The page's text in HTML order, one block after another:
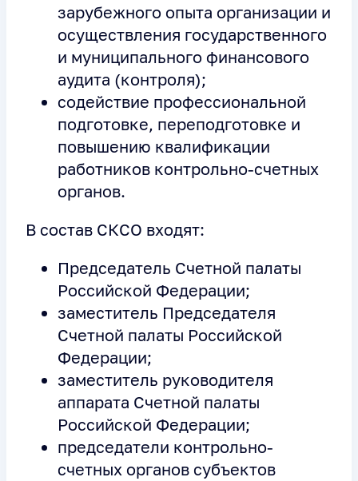
зарубежного опыта организации и
осуществления государственного
и муниципального финансового
аудита (контроля);
содействие профессиональной
подготовке, переподготовке и
повышению квалификации
работников контрольно-счетных
органов.
В состав СКСО входят:
Председатель Счетной палаты
Российской Федерации;
заместитель Председателя
Счетной палаты Российской
Федерации;
заместитель руководителя
аппарата Счетной палаты
Российской Федерации;
председатели контрольно-
счетных органов субъектов